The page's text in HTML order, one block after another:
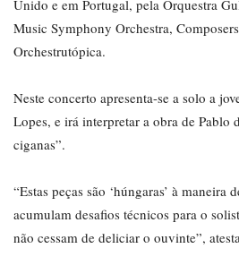
Unido e em Portugal, pela Orquestra
Music Symphony Orchestra,
Orchestrutópica.
Neste concerto apresenta-se a solo a
Lopes, e irá interpretar a obra de Pablo
ciganas”.
“Estas peças são ‘húngaras’ à maneira
acumulam desafios técnicos para o
não cessam de deliciar o ouvinte”,